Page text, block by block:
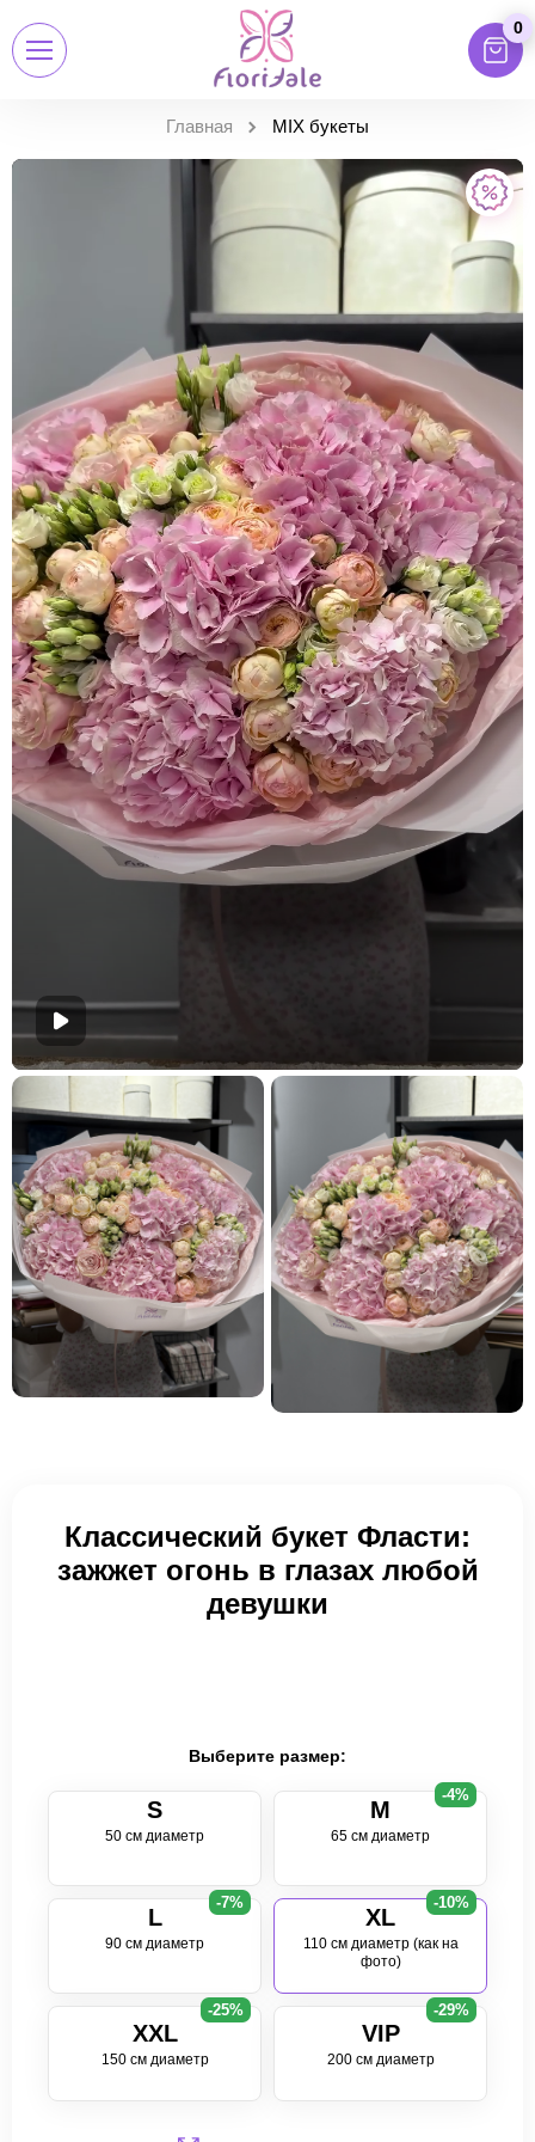
0
Главная MIX букеты
Классический букет Фласти:
зажжет огонь в глазах любой
девушки
Выберите размер:
S
50 см диаметр
M
65 см диаметр
-4%
L
90 см диаметр
-7%
XL
110 см диаметр (как на
фото)
-10%
XXL
150 см диаметр
-25%
VIP
200 см диаметр
-29%